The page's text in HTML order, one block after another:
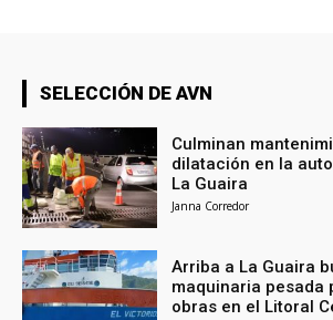
SELECCIÓN DE AVN
Culminan
dilatación en la
La Guaira
Janna Corredor
Arriba a La Guaira
maquinaria pesada
obras en el Litoral